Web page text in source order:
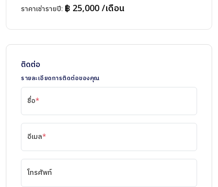
ราคาเช่ารายปี: ฿ 25,000 /เดือน
ติดต่อ
รายละเอียดการติดต่อของคุณ
ชื่อ*
อีเมล*
โทรศัพท์